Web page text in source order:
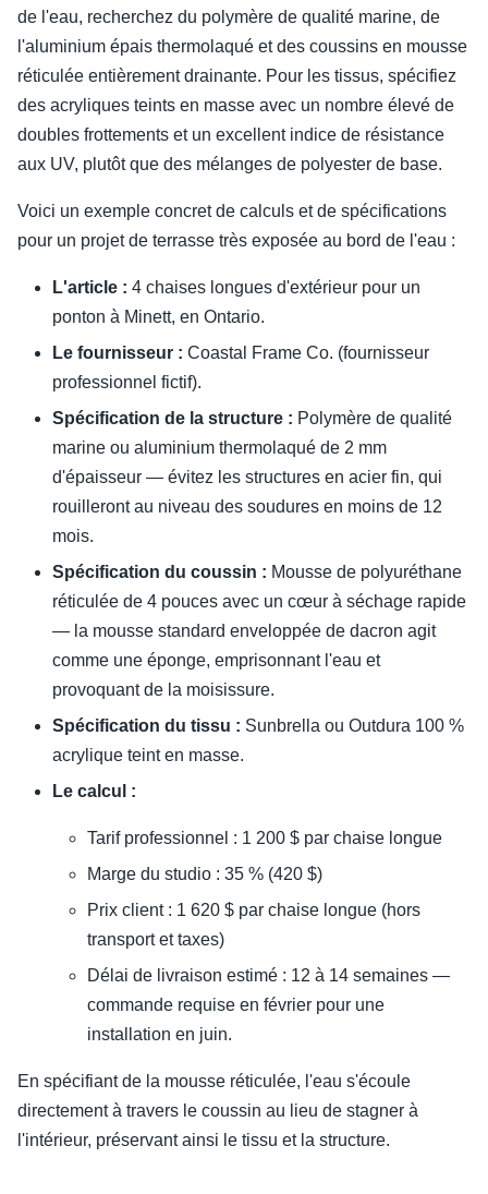
de l'eau, recherchez du polymère de qualité marine, de
l'aluminium épais thermolaqué et des coussins en mousse
réticulée entièrement drainante. Pour les tissus, spécifiez
des acryliques teints en masse avec un nombre élevé de
doubles frottements et un excellent indice de résistance
aux UV, plutôt que des mélanges de polyester de base.
Voici un exemple concret de calculs et de spécifications
pour un projet de terrasse très exposée au bord de l'eau :
L'article : 4 chaises longues d'extérieur pour un
ponton à Minett, en Ontario.
Le fournisseur : Coastal Frame Co. (fournisseur
professionnel fictif).
Spécification de la structure : Polymère de qualité
marine ou aluminium thermolaqué de 2 mm
d'épaisseur — évitez les structures en acier fin, qui
rouilleront au niveau des soudures en moins de 12
mois.
Spécification du coussin : Mousse de polyuréthane
réticulée de 4 pouces avec un cœur à séchage rapide
— la mousse standard enveloppée de dacron agit
comme une éponge, emprisonnant l'eau et
provoquant de la moisissure.
Spécification du tissu : Sunbrella ou Outdura 100 %
acrylique teint en masse.
Le calcul :
Tarif professionnel : 1 200 $ par chaise longue
Marge du studio : 35 % (420 $)
Prix client : 1 620 $ par chaise longue (hors
transport et taxes)
Délai de livraison estimé : 12 à 14 semaines —
commande requise en février pour une
installation en juin.
En spécifiant de la mousse réticulée, l'eau s'écoule
directement à travers le coussin au lieu de stagner à
l'intérieur, préservant ainsi le tissu et la structure.